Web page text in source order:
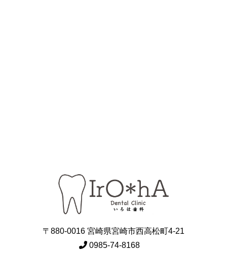
〒880-0016 宮崎県宮崎市西高松町4-21
0985-74-8168